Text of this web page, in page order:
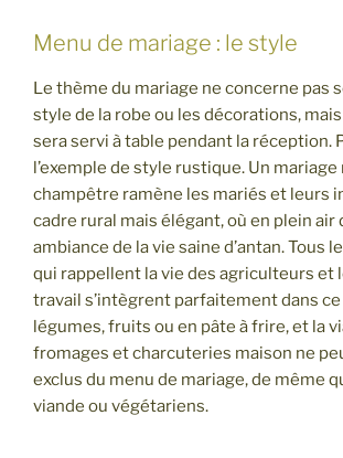
Menu de mariage : le style
Le thème du mariage ne concerne pas
style de la robe ou les décorations,
sera servi à table pendant la réception.
l’exemple de style rustique. Un
champêtre ramène les mariés et leurs
cadre rural mais élégant, où en plein air
ambiance de la vie saine d’antan. Tous
qui rappellent la vie des agriculteurs et
travail s’intègrent parfaitement dans ce
légumes, fruits ou en pâte à frire, et la
fromages et charcuteries maison ne
exclus du menu de mariage, de même
viande ou végétariens.